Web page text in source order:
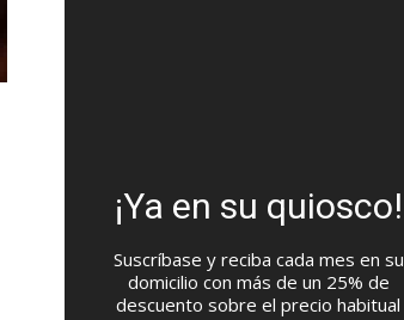
¡Ya en su quiosco!
Suscríbase y reciba cada mes en su
domicilio con más de un 25% de
descuento sobre el precio habitual